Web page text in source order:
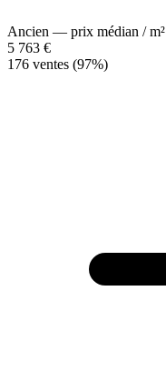
Ancien — prix médian / m²
5 763 €
176 ventes (97%)